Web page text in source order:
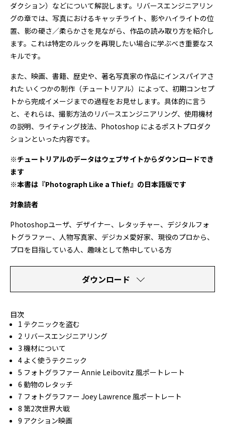
ダクション）などについて解説します。リバースエンジニアリン
グの章では、写真におけるキャッチライト、影やハイライトの位
置、影の硬さ／柔らかさを見ながら、作品の読み取り方を紹介し
ます。これは特定のルックを再現したい場合に学ぶべき重要なス
キルです。
また、映画、書籍、歴史や、著名写真家の作品にインスパイアさ
れた いくつかの制作（チュートリアル）によって、初期コンセプ
トから完成イメージまでの過程をお見せします。具体的に言う
と、それらは、撮影方法のリバースエンジニアリング、使用機材
の説明、ライティング技法、Photoshop によるポストプロダク
ションといった内容です。
※チュートリアルのデータはウェブサイトからダウンロードでき
ます
※本書は『Photograph Like a Thief』の日本語版です
対象読者
Photoshopユーザ、デザイナー、レタッチャー、デジタルフォ
トグラファー、人物写真家、デジカメ愛好家、現役のプロから、
プロを目指している人、趣味として熱中している方
ダウンロード
目次
1 テクニックを盗む
2 リバースエンジニアリング
3 機材について
4 よく使うテクニック
5 フォトグラファー Annie Leibovitz 風ポートレート
6 動物のレタッチ
7 フォトグラファー Joey Lawrence 風ポートレート
8 第2次世界大戦
9 アクション映画